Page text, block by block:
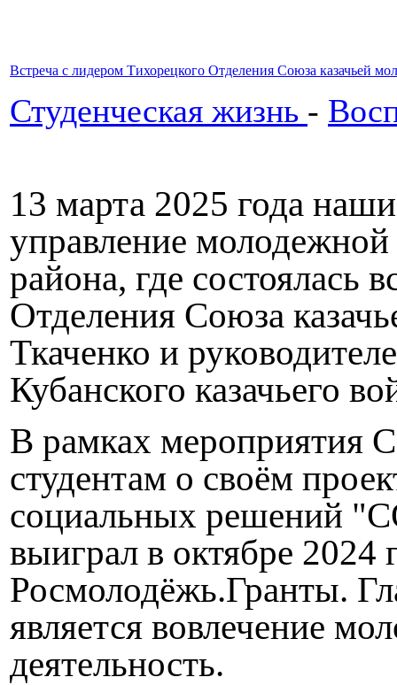
Встреча с лидером Тихорецкого Отделения Союза казачьей
Студенческая жизнь -
13 марта 2025 года
управление
района, где состоялась
Отделения Союза
Ткаченко и
Кубанского казачьего
В рамках мероприятия
студентам о своём
социальных решений
выиграл в октябре 2024
Росмолодёжь.Гранты.
является вовлечение
деятельность.